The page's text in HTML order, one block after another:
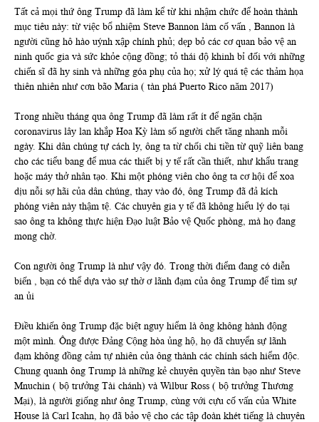
Tất cả mọi thứ ông Trump đã làm kể từ khi nhậm chức để hoàn thành
mục tiêu này: từ việc bổ nhiệm Steve Bannon làm cố vấn , Bannon là
người cũng hô hào uýnh xập chính phủ; dẹp bỏ các cơ quan bảo vệ an
ninh quốc gia và sức khỏe cộng đồng; tỏ thái độ khinh bỉ đối với những
chiến sĩ đã hy sinh và những góa phụ của họ; xử lý quá tệ các thảm họa
thiên nhiên như cơn bão Maria ( tàn phá Puerto Rico năm 2017)
Trong nhiều tháng qua ông Trump đã làm rất ít để ngăn chặn
coronavirus lây lan khắp Hoa Kỳ làm số người chết tăng nhanh mỗi
ngày. Khi dân chúng tự cách ly, ông ta từ chối chi tiền từ quỹ liên bang
cho các tiểu bang để mua các thiết bị y tế rất cần thiết, như khẩu trang
hoặc máy thở nhân tạo. Khi một phóng viên cho ông ta cơ hội để xoa
dịu nỗi sợ hãi của dân chúng, thay vào đó, ông Trump đã đả kích
phóng viên này thậm tệ. Các chuyên gia y tế đã không hiểu lý do tại
sao ông ta không thực hiện Đạo luật Bảo vệ Quốc phòng, mà họ đang
mong chờ.
Con người ông Trump là như vậy đó. Trong thời điểm đang có diễn
biến , bạn có thể dựa vào sự thờ ơ lãnh đạm của ông Trump để tìm sự
an ủi
Điều khiến ông Trump đặc biệt nguy hiểm là ông không hành động
một mình. Ông được Đảng Cộng hòa ủng hộ, họ đã chuyển sự lãnh
đạm không đồng cảm tự nhiên của ông thành các chính sách hiểm độc.
Chung quanh ông Trump là những kẻ chuyên quyền tàn bạo như Steve
Mnuchin ( bộ trưởng Tài chánh) và Wilbur Ross ( bộ trưởng Thương
Mại), là người giống như ông Trump, cùng với cựu cố vấn của White
House là Carl Icahn, họ đã bảo vệ cho các tập đoàn khét tiếng là chuyên